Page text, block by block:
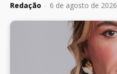
Redação - 6 de agosto de 2026